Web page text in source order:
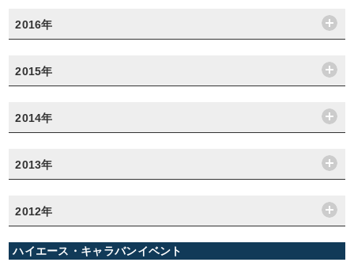
2016年
2015年
2014年
2013年
2012年
ハイエース・キャラバンイベント